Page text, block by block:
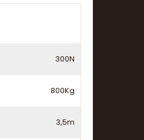
300N
800Kg
3,5m